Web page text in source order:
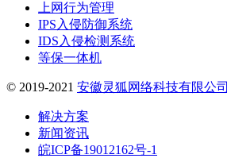
上网行为管理
IPS入侵防御系统
IDS入侵检测系统
等保一体机
© 2019-2021 安徽灵狐网络科技有限公司
解决方案
新闻资讯
皖ICP备19012162号-1